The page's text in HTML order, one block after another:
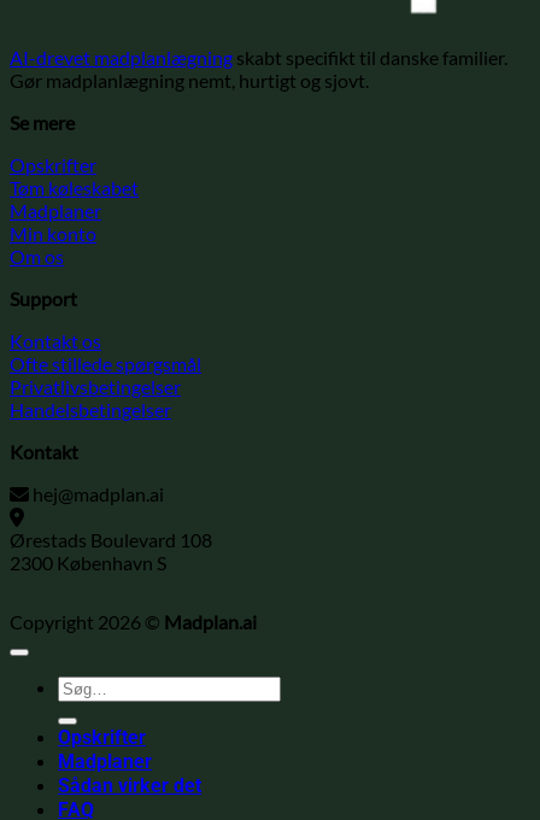
AI-drevet madplanlægning skabt specifikt til danske familier.
Gør madplanlægning nemt, hurtigt og sjovt.
Se mere
Opskrifter
Tøm køleskabet
Madplaner
Min konto
Om os
Support
Kontakt os
Ofte stillede spørgsmål
Privatlivsbetingelser
Handelsbetingelser
Kontakt
hej@madplan.ai
Ørestads Boulevard 108
2300 København S
Copyright 2026 © Madplan.ai
Søg
efter:
Opskrifter
Madplaner
Sådan virker det
FAQ